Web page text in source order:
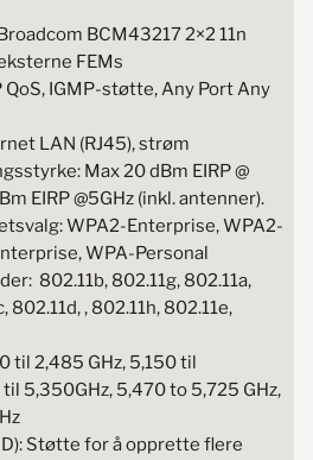
BCM43217 2×2 11n
FEMs
QoS, IGMP-støtte, Any Port Any
LAN (RJ45), strøm
Max 20 dBm EIRP @
EIRP @5GHz (inkl. antenner).
WPA2-Enterprise, WPA2-
WPA-Personal
802.11b, 802.11g, 802.11a,
802.11d, , 802.11h, 802.11e,
til 2,485 GHz, 5,150 til
5,350GHz, 5,470 to 5,725 GHz,
Støtte for å opprette flere